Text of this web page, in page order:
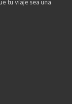
tu viaje sea una